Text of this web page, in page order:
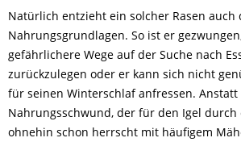
Natürlich entzieht ein solcher Rasen auch
Nahrungsgrundlagen. So ist er
gefährlichere Wege auf der Suche nach
zurückzulegen oder er kann sich nicht
für seinen Winterschlaf anfressen. Anstatt
Nahrungsschwund, der für den Igel durch
ohnehin schon herrscht mit häufigem